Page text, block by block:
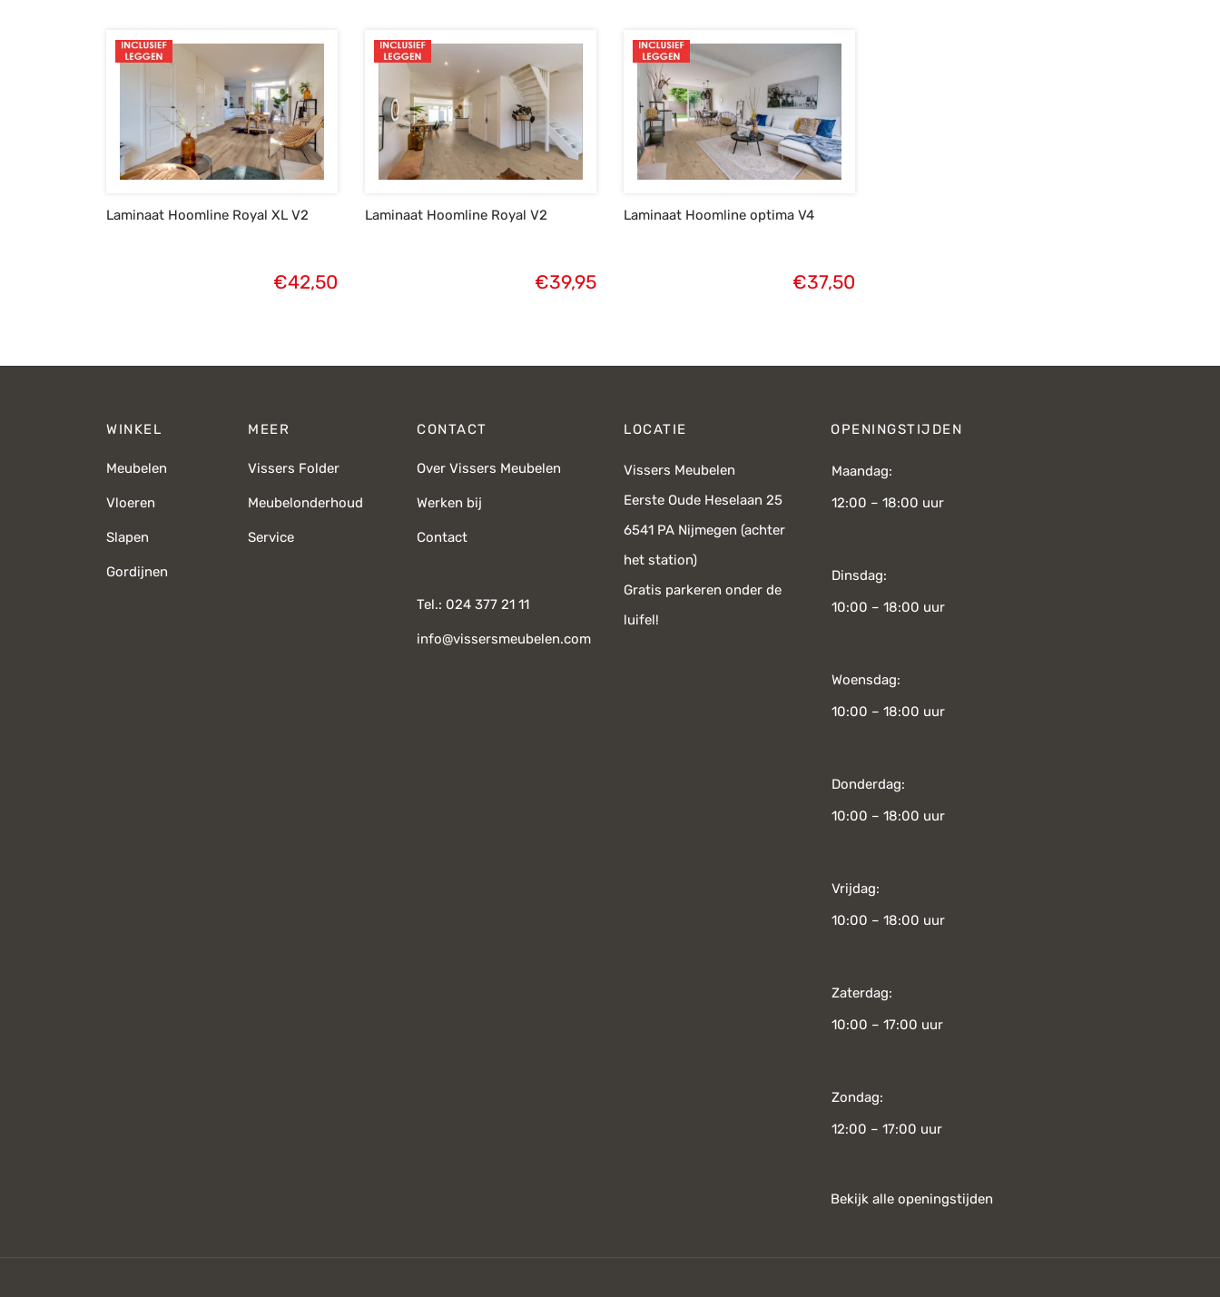
Laminaat Hoomline Royal XL V2
€42,50
Laminaat Hoomline Royal V2
€39,95
Laminaat Hoomline optima V4
€37,50
WINKEL
Meubelen
Vloeren
Slapen
Gordijnen
MEER
Vissers Folder
Meubelonderhoud
Service
CONTACT
Over Vissers Meubelen
Werken bij
Contact
Tel.: 024 377 21 11
info@vissersmeubelen.com
LOCATIE
Vissers Meubelen
Eerste Oude Heselaan 25
6541 PA Nijmegen (achter
het station)
Gratis parkeren onder de
luifel!
OPENINGSTIJDEN
Maandag:
12:00 – 18:00 uur
Dinsdag:
10:00 – 18:00 uur
Woensdag:
10:00 – 18:00 uur
Donderdag:
10:00 – 18:00 uur
Vrijdag:
10:00 – 18:00 uur
Zaterdag:
10:00 – 17:00 uur
Zondag:
12:00 – 17:00 uur
Bekijk alle openingstijden